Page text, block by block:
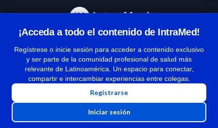
¡Acceda a todo el contenido de IntraMed!
Regístrese o inicie sesión para acceder a contenido exclusivo
y ser parte de la comunidad profesional de salud más
relevante de Latinoamérica. Un espacio para conectar,
compartir e intercambiar experiencias entre colegas.
Registrarse
Iniciar sesión
Términos y condiciones
| Políticas de privacidad
| Todos los derechos reservados | Copyright 1997-2026